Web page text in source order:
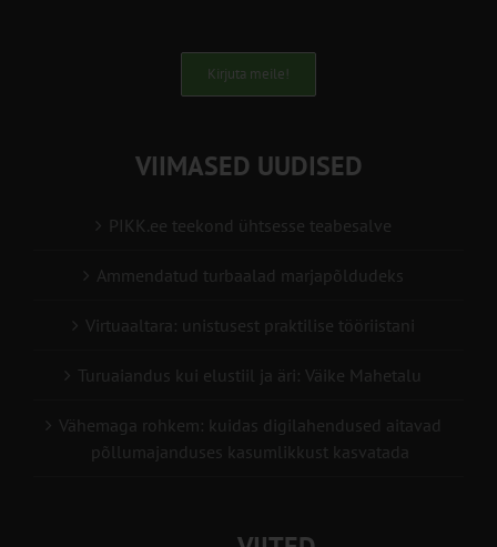
Kirjuta meile!
VIIMASED UUDISED
PIKK.ee teekond ühtsesse teabesalve
Ammendatud turbaalad marjapõldudeks
Virtuaaltara: unistusest praktilise tööriistani
Turuaiandus kui elustiil ja äri: Väike Mahetalu
Vähemaga rohkem: kuidas digilahendused aitavad
põllumajanduses kasumlikkust kasvatada